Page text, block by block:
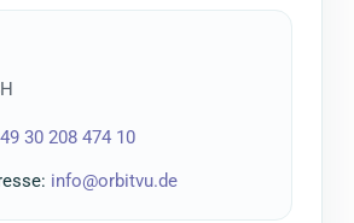
30 208 474 10
: info@orbitvu.de